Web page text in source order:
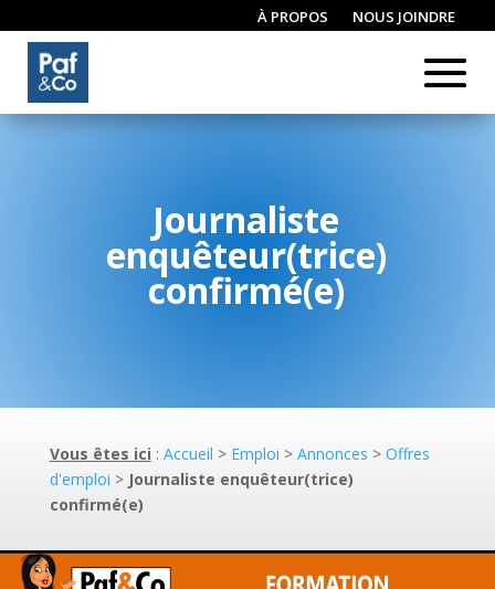
À PROPOS
NOUS JOINDRE
Journaliste
enquêteur(trice)
confirmé(e)
Vous êtes ici : Accueil > Emploi > Annonces > Offres
d'emploi > Journaliste enquêteur(trice)
confirmé(e)